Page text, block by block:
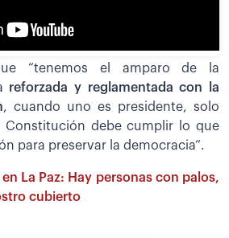
“tenemos el amparo de la
reforzada y reglamentada con la
, cuando uno es presidente, solo
Constitución debe cumplir lo que
para preservar la democracia”.
en La Paz: Hay personas con palos,
cubierto